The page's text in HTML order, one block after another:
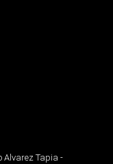
Alvarez Tapia -